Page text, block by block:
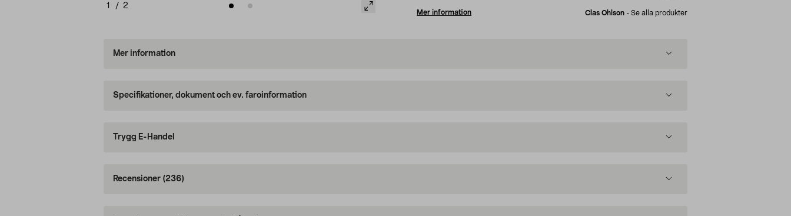
1 / 2
Mer information Clas Ohlson - Se alla produkter
Mer information
Specifikationer, dokument och ev. faroinformation
Trygg E-Handel
Recensioner (236)